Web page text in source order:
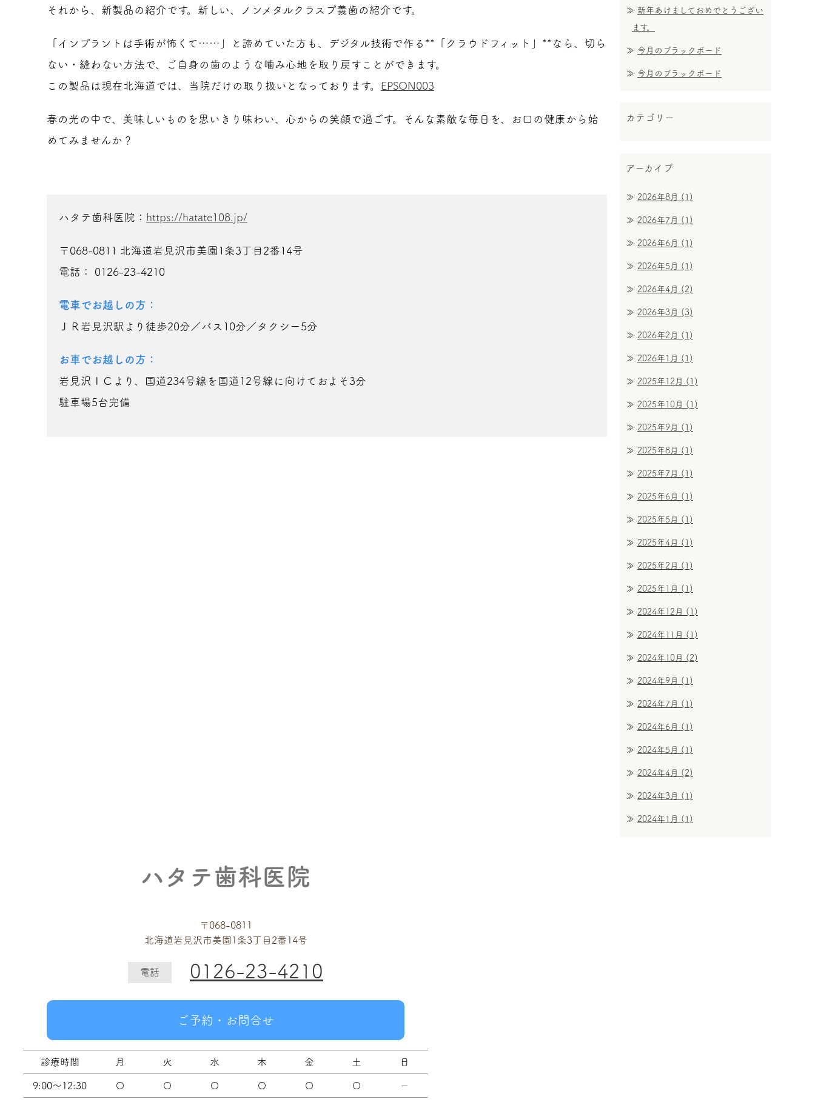
それから、新製品の紹介です。新しい、ノンメタルクラスプ義歯の紹介です。
「インプラントは手術が怖くて……」と諦めていた方も、デジタル技術で作る**「クラウドフィット」**なら、切ら
ない・縫わない方法で、ご自身の歯のような噛み心地を取り戻すことができます。
この製品は現在北海道では、当院だけの取り扱いとなっております。 EPSON003
春の光の中で、美味しいものを思いきり味わい、心からの笑顔で過ごす。そんな素敵な毎日を、お口の健康から始
めてみませんか？
ハタテ歯科医院： https://hatate108.jp/
〒068-0811 北海道岩見沢市美園1条3丁目2番14号
電話： 0126-23-4210
電車でお越しの方：
ＪＲ岩見沢駅より徒歩20分／バス10分／タクシー5分
お車でお越しの方：
岩見沢ＩＣより、国道234号線を国道12号線に向けておよそ3分
駐車場5台完備
新年あけましておめでとうござい
ます。
今月のブラックボード
今月のブラックボード
カテゴリー
アーカイブ
2026年8月 (1)
2026年7月 (1)
2026年6月 (1)
2026年5月 (1)
2026年4月 (2)
2026年3月 (3)
2026年2月 (1)
2026年1月 (1)
2025年12月 (1)
2025年10月 (1)
2025年9月 (1)
2025年8月 (1)
2025年7月 (1)
2025年6月 (1)
2025年5月 (1)
2025年4月 (1)
2025年2月 (1)
2025年1月 (1)
2024年12月 (1)
2024年11月 (1)
2024年10月 (2)
2024年9月 (1)
2024年7月 (1)
2024年6月 (1)
2024年5月 (1)
2024年4月 (2)
2024年3月 (1)
2024年1月 (1)
ハタテ歯科医院
〒068-0811
北海道岩見沢市美園1条3丁目2番14号
電話 0126-23-4210
ご予約・お問合せ
診療時間 月 火 水 木 金 土 日
9:00～12:30 〇 〇 〇 〇 〇 〇 －